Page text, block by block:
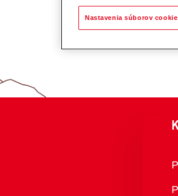
Nastavenia súborov cookie